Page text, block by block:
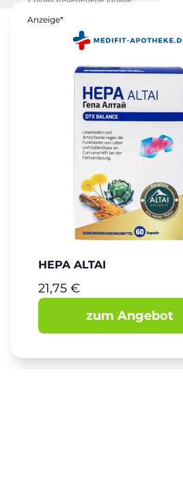
Anzeige*
HEPA ALTAI
21,75 €
zum Angebot